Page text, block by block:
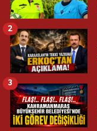
2
3